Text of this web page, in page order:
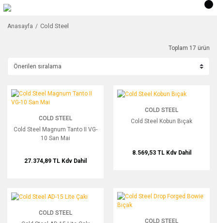
Anasayfa Cold Steel
Toplam 17 ürün
Cold Steel Magnum Tanto II VG-10 San Mai
COLD STEEL
Cold Steel Magnum Tanto II VG-
10 San Mai
27.374,89 TL Kdv Dahil
Cold Steel Kobun Bıçak
COLD STEEL
Cold Steel Kobun Bıçak
8.569,53 TL Kdv Dahil
Cold Steel AD-15 Lite Çakı
COLD STEEL
Cold Steel Drop Forged Bowie Bıçak
COLD STEEL